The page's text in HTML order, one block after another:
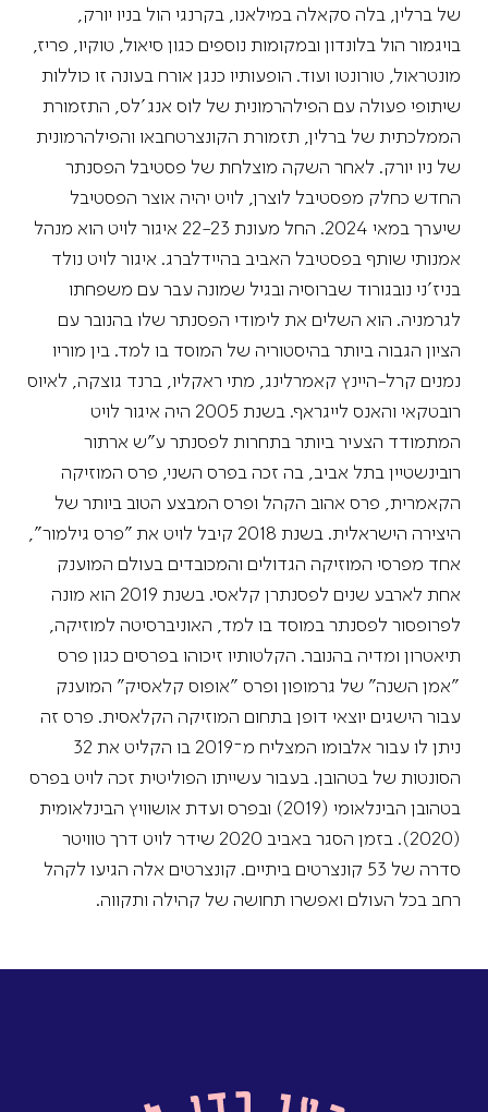
של ברלין, בלה סקאלה במילאנו, בקרנגי הול בניו יורק,
בויגמור הול בלונדון ובמקומות נוספים כגון סיאול, טוקיו, פריז,
מונטראול, טורונטו ועוד. הופעותיו כנגן אורח בעונה זו כוללות
שיתופי פעולה עם הפילהרמונית של לוס אנג'לס, התזמורת
הממלכתית של ברלין, תזמורת הקונצרטחבאו והפילהרמונית
של ניו יורק. לאחר השקה מוצלחת של פסטיבל הפסנתר
החדש כחלק מפסטיבל לוצרן, לויט יהיה אוצר הפסטיבל
שיערך במאי 2024. החל מעונת 22-23 איגור לויט הוא מנהל
אמנותי שותף בפסטיבל האביב בהיידלברג. איגור לויט נולד
בניז'ני נובגורוד שברוסיה ובגיל שמונה עבר עם משפחתו
לגרמניה. הוא השלים את לימודי הפסנתר שלו בהנובר עם
הציון הגבוה ביותר בהיסטוריה של המוסד בו למד. בין מוריו
נמנים קרל-היינץ קאמרלינג, מתי ראקליו, ברנד גוצקה, לאיוס
רובטקאי והאנס לייגראף. בשנת 2005 היה איגור לויט
המתמודד הצעיר ביותר בתחרות לפסנתר ע"ש ארתור
רובינשטיין בתל אביב, בה זכה בפרס השני, פרס המוזיקה
הקאמרית, פרס אהוב הקהל ופרס המבצע הטוב ביותר של
היצירה הישראלית. בשנת 2018 קיבל לויט את "פרס גילמור",
אחד מפרסי המוזיקה הגדולים והמכובדים בעולם המוענק
אחת לארבע שנים לפסנתרן קלאסי. בשנת 2019 הוא מונה
לפרופסור לפסנתר במוסד בו למד, האוניברסיטה למוזיקה,
תיאטרון ומדיה בהנובר. הקלטותיו זיכוהו בפרסים כגון פרס
"אמן השנה" של גרמופון ופרס "אופוס קלאסיק" המוענק
עבור הישגים יוצאי דופן בתחום המוזיקה הקלאסית. פרס זה
ניתן לו עבור אלבומו המצליח מ־2019 בו הקליט את 32
הסונטות של בטהובן. בעבור עשייתו הפוליטית זכה לויט בפרס
בטהובן הבינלאומי (2019) ובפרס ועדת אושוויץ הבינלאומית
(2020). בזמן הסגר באביב 2020 שידר לויט דרך טוויטר
סדרה של 53 קונצרטים ביתיים. קונצרטים אלה הגיעו לקהל
רחב בכל העולם ואפשרו תחושה של קהילה ותקווה.